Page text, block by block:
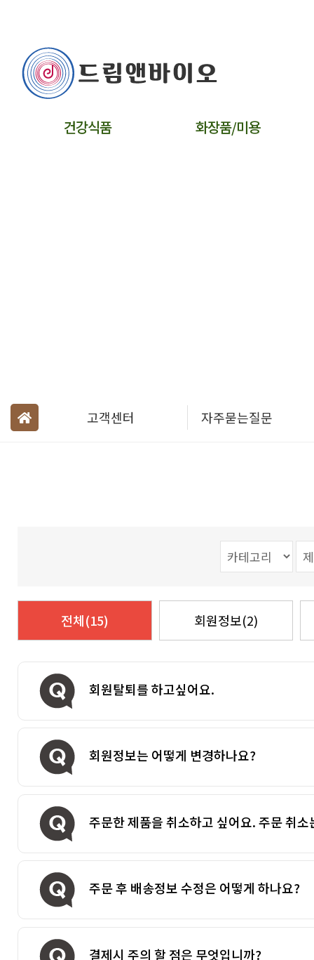
건강식품 화장품/미용
고객센터 자주묻는질문
전체(15) 회원정보(2)
회원탈퇴를 하고싶어요.
회원정보는 어떻게 변경하나요?
주문한 제품을 취소하고 싶어요. 주문 취
주문 후 배송정보 수정은 어떻게 하나요?
결제시 주의 할 점은 무엇입니까?